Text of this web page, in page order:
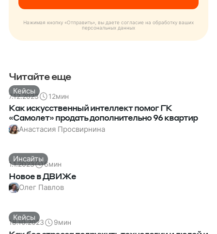
Нажимая кнопку «Отправить», вы даете согласие на обработку ваших
персональных данных
Читайте еще
7.12.2023 12мин
Как искусственный интеллект помог ГК
«Самолет» продать дополнительно 96 квартир
Анастасия Просвирнина
Кейсы
1.1.2023 6мин
Новое в ДВИЖе
Олег Павлов
Инсайты
18.10.2023 9мин
Кейсы